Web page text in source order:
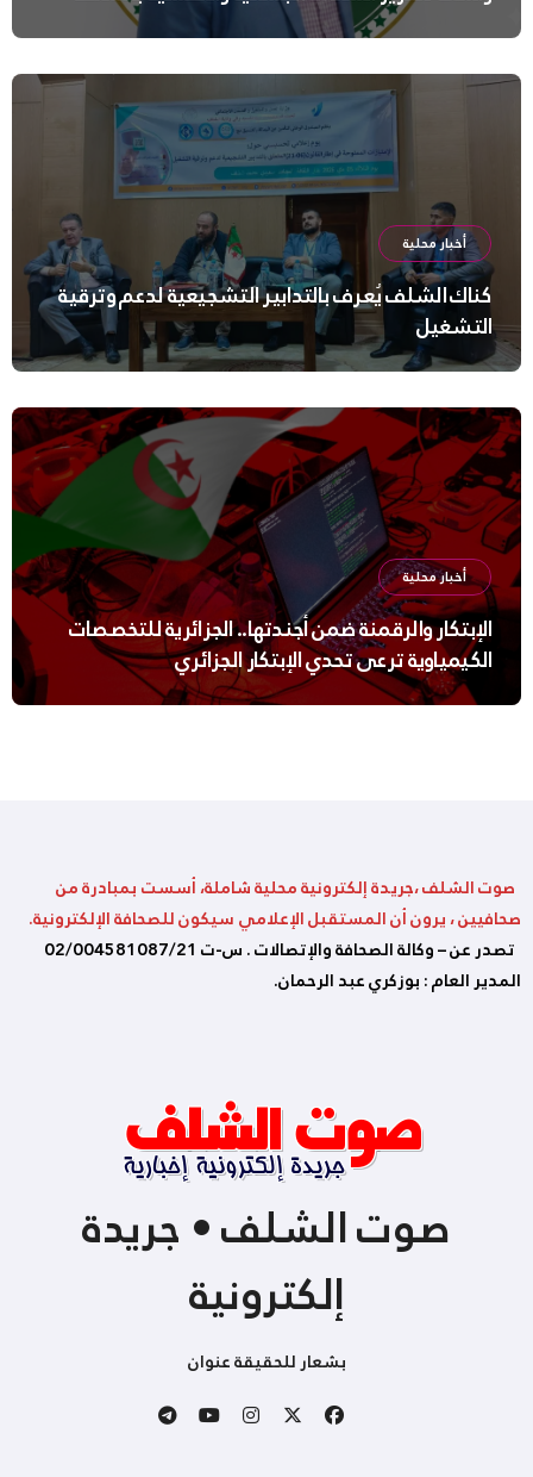
أخبار محلية
كناك الشلف يُعرف بالتدابير التشجيعية لدعم وترقية
التشغيل
أخبار محلية
الإبتكار والرقمنة ضمن أجندتها.. الجزائرية للتخصصات
الكيمياوية ترعى تحدي الإبتكار الجزائري
صوت الشلف ،جريدة إلكترونية محلية شاملة، أسست بمبادرة من
صحافيين ، يرون أن المستقبل الإعلامي سيكون للصحافة الإلكترونية.
تصدر عن – وكالة الصحافة والإتصالات . س-ت 02/004581087/21
المدير العام : بوزكري عبد الرحمان.
صوت الشلف • جريدة
إلكترونية
بشعار للحقيقة عنوان